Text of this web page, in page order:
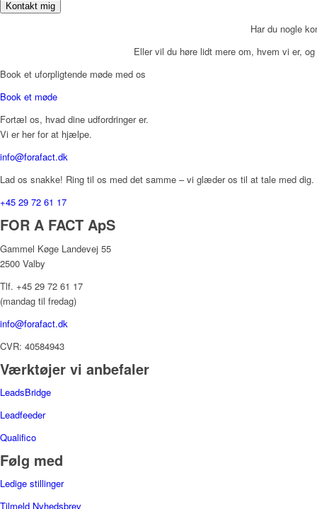
Kontakt mig
Har du nogle
Eller vil du høre lidt mere om, hvem vi er,
Book et uforpligtende møde med os
Book et møde
Fortæl os, hvad dine udfordringer er.
Vi er her for at hjælpe.
info@forafact.dk
Lad os snakke! Ring til os med det samme – vi glæder os til at tale med dig.
+45 29 72 61 17
FOR A FACT ApS
Gammel Køge Landevej 55
2500 Valby
Tlf. +45 29 72 61 17
(mandag til fredag)
info@forafact.dk
CVR: 40584943
Værktøjer vi anbefaler
LeadsBridge
Leadfeeder
Qualifico
Følg med
Ledige stillinger
Tilmeld Nyhedsbrev